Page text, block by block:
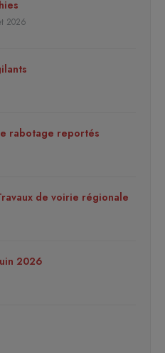
2026
rabotage reportés
de voirie régionale
2026